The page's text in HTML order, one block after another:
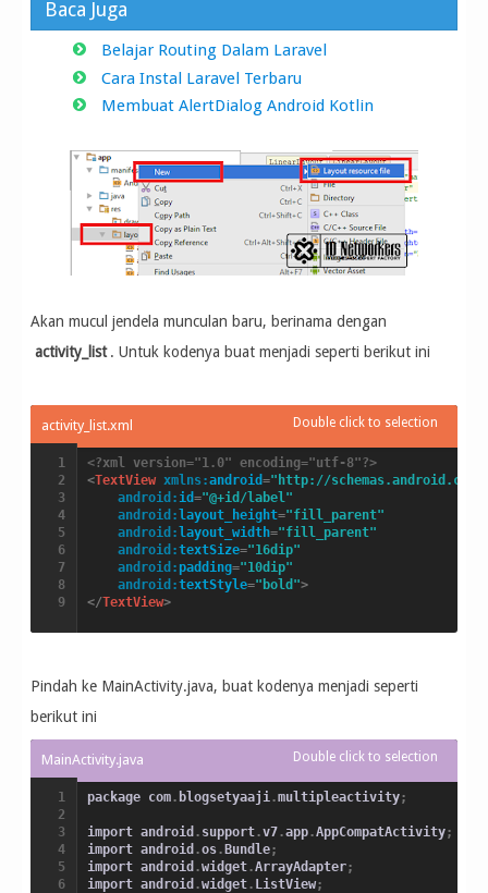
Baca Juga
Belajar Routing Dalam Laravel
Cara Instal Laravel Terbaru
Membuat AlertDialog Android Kotlin
Akan mucul jendela munculan baru, berinama dengan
activity_list . Untuk kodenya buat menjadi seperti berikut ini
<?xml version="1.0" encoding="utf-8"?>
<TextView xmlns:android="http://
android:id="@+id/label"
android: layout_height="fill_parent"
android: layout_width="fill_parent"
android:textSize="16dip"
android: padding="10dip"
android:textStyle="bold">
</TextView>
Pindah ke MainActivity.java, buat kodenya menjadi seperti
berikut ini
package com. blogsetyaaji.multipleactivity;
import android . support.v7.app.AppCompatActivity;
import android .os. Bundle;
import android .widget.ArrayAdapter;
import android .widget. ListView;